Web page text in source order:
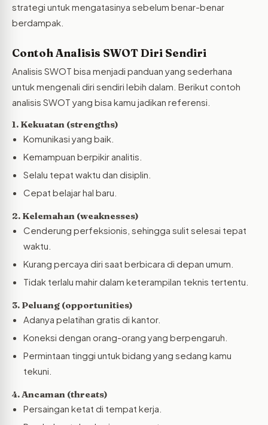
strategi untuk mengatasinya sebelum benar-benar
berdampak.
Contoh Analisis SWOT Diri Sendiri
Analisis SWOT bisa menjadi panduan yang sederhana
untuk mengenali diri sendiri lebih dalam. Berikut contoh
analisis SWOT yang bisa kamu jadikan referensi.
1. Kekuatan (strengths)
Komunikasi yang baik.
Kemampuan berpikir analitis.
Selalu tepat waktu dan disiplin.
Cepat belajar hal baru.
2. Kelemahan (weaknesses)
Cenderung perfeksionis, sehingga sulit selesai tepat
waktu.
Kurang percaya diri saat berbicara di depan umum.
Tidak terlalu mahir dalam keterampilan teknis tertentu.
3. Peluang (opportunities)
Adanya pelatihan gratis di kantor.
Koneksi dengan orang-orang yang berpengaruh.
Permintaan tinggi untuk bidang yang sedang kamu
tekuni.
4. Ancaman (threats)
Persaingan ketat di tempat kerja.